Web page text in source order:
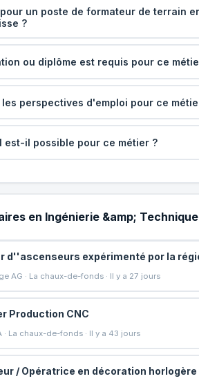
un poste de formateur de terrain
?
ou diplôme est requis pour ce
les perspectives d'emploi pour ce
est-il possible pour ce métier ?
en Ingénierie &amp;
d''ascenseurs expérimenté por la
AG · La chaux-de-fonds · Il y a 27 jours
Production CNC
· La chaux-de-fonds · Il y a 43 jours
/ Opératrice en décoration horlogère